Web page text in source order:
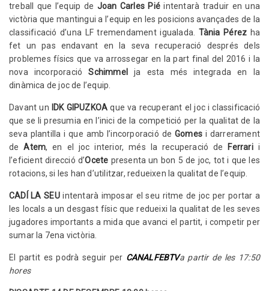
treball que l’equip de Joan Carles Pié intentarà traduir en una
victòria que mantingui a l’equip en les posicions avançades de la
classificació d’una LF tremendament igualada. Tània Pérez ha
fet un pas endavant en la seva recuperació després dels
problemes físics que va arrossegar en la part final del 2016 i la
nova incorporacióSchimmel ja esta més integrada en la
dinàmica de joc de l’equip.
Davant un IDK GIPUZKOA que va recuperant el joc i classificació
que se li presumia en l’inici de la competició per la qualitat de la
seva plantilla i que amb l’incorporació de Gomesi darrerament
deAtem, en el joc interior, més la recuperació de Ferrari i
l’eficient direcció d’Ocete presenta un bon 5 de joc, tot i que les
rotacions, si les han d’utilitzar, redueixen la qualitat de l’equip.
CADÍ LA SEUintentarà imposar el seu ritme de joc per portar a
les locals a un desgast físic que redueixi la qualitat de les seves
jugadores importants a mida que avanci el partit, i competir per
sumar la 7ena victòria.
El partit es podrà seguir per CANALFEBTVa partir de les 17:50
hores